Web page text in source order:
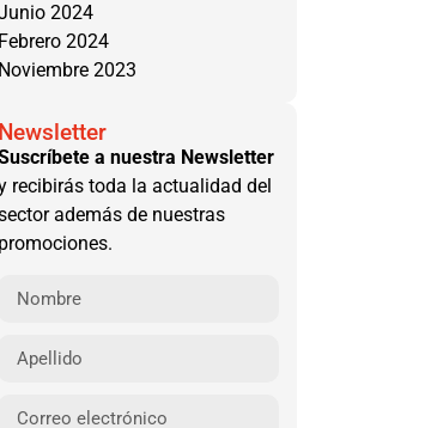
2024
Febrero 2024
Noviembre 2023
Newsletter
a nuestra Newsletter
recibirás toda la actualidad del
además de nuestras
promociones.